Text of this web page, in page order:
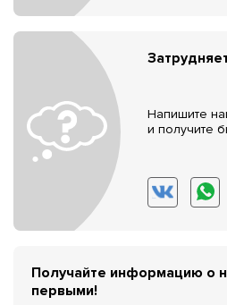
Напишите
и получите
Получайте информацию о
первыми!